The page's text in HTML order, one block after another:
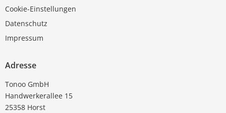
Cookie-Einstellungen
Datenschutz
Impressum
Adresse
Tonoo GmbH
Handwerkerallee 15
25358 Horst